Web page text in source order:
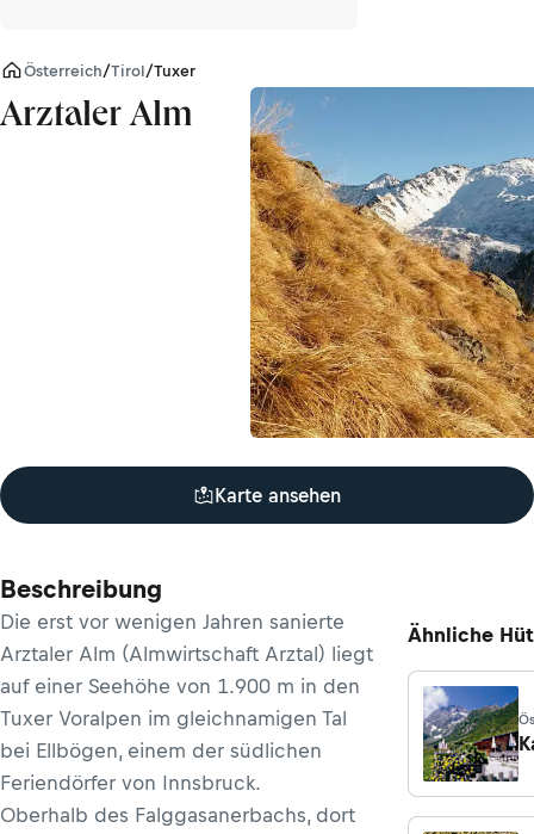
Österreich/Tirol/Tuxer Alpen
Arztaler Alm
Karte ansehen
Beschreibung
Die erst vor wenigen Jahren sanierte
Arztaler Alm (Almwirtschaft Arztal) liegt
auf einer Seehöhe von 1.900 m in den
Tuxer Voralpen im gleichnamigen Tal
bei Ellbögen, einem der südlichen
Feriendörfer von Innsbruck.
Oberhalb des Falggasanerbachs, dort
Ähnliche